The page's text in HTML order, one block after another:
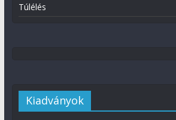
Túlélés
Kiadványok